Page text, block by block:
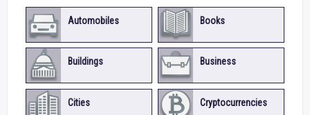
Automobiles Books
Buildings Business
Cities Cryptocurrencies